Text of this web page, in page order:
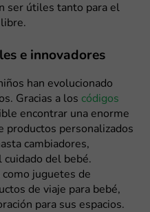
ser útiles tanto para el
e innovadores
han evolucionado
Gracias a los códigos
encontrar una enorme
productos personalizados
cambiadores,
cuidado del bebé.
como juguetes de
de viaje para bebé,
para sus espacios.